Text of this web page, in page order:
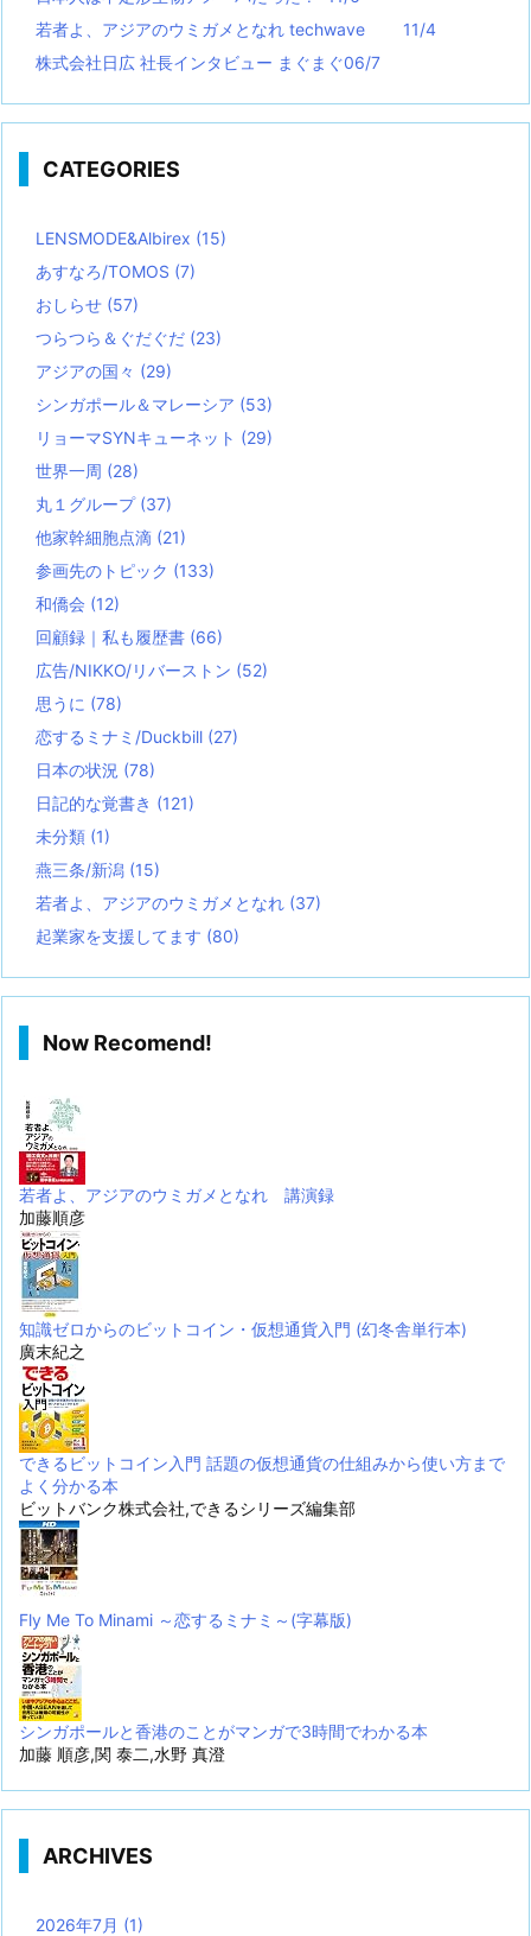
若者よ、アジアのウミガメとなれ techwave
11/4
株式会社日広 社長インタビュー まぐまぐ06/7
CATEGORIES
LENSMODE&Albirex (15)
あすなろ/TOMOS (7)
おしらせ (57)
つらつら＆ぐだぐだ (23)
アジアの国々 (29)
シンガポール＆マレーシア (53)
リョーマSYNキューネット (29)
世界一周 (28)
丸１グループ (37)
他家幹細胞点滴 (21)
参画先のトピック (133)
和僑会 (12)
回顧録｜私も履歴書 (66)
広告/NIKKO/リバーストン (52)
思うに (78)
恋するミナミ/Duckbill (27)
日本の状況 (78)
日記的な覚書き (121)
未分類 (1)
燕三条/新潟 (15)
若者よ、アジアのウミガメとなれ (37)
起業家を支援してます (80)
Now Recomend!
若者よ、アジアのウミガメとなれ 講演録
加藤順彦
知識ゼロからのビットコイン・仮想通貨入門 (幻冬舎単行本)
廣末紀之
できるビットコイン入門 話題の仮想通貨の仕組みから使い方まで
よく分かる本
ビットバンク株式会社,できるシリーズ編集部
Fly Me To Minami ～恋するミナミ～(字幕版)
シンガポールと香港のことがマンガで3時間でわかる本
加藤 順彦,関 泰二,水野 真澄
ARCHIVES
2026年7月 (1)